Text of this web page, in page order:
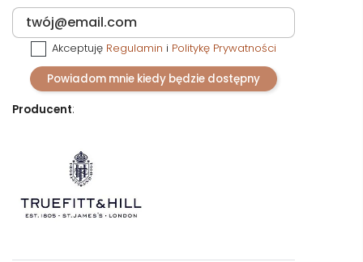
Akceptuję Regulamin i Politykę Prywatności
Powiadom mnie kiedy będzie dostępny
Producent: